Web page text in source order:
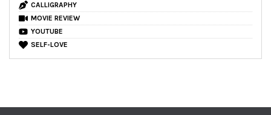
CALLIGRAPHY
MOVIE REVIEW
YOUTUBE
SELF-LOVE